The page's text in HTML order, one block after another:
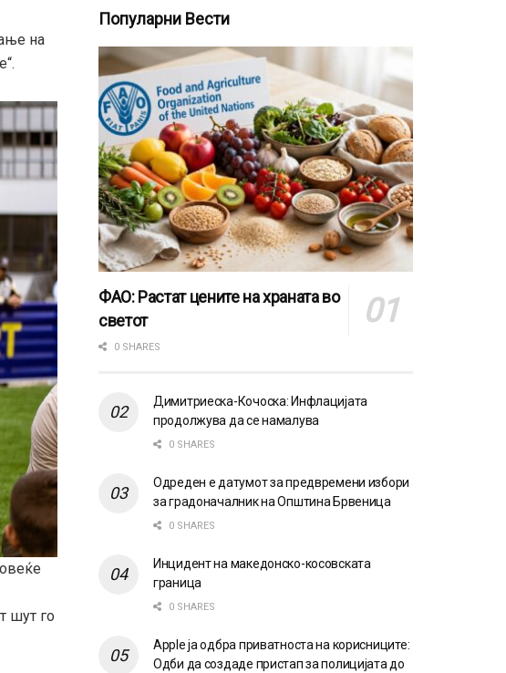
на
шут го
Популарни Вести
ФАО: Растат цените на храната во
светот
0 SHARES
Димитриеска-Кочоска: Инфлацијата
продолжува да се намалува
0 SHARES
Одреден е датумот за предвремени избори
за градоначалник на Општина Брвеница
0 SHARES
Инцидент на македонско-косовската
граница
0 SHARES
Apple ја одбра приватноста на корисниците:
Одби да создаде пристап за полицијата до